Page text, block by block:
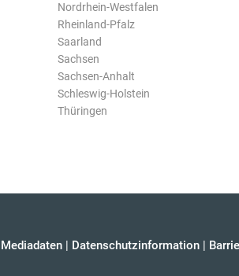
Nordrhein-Westfalen
Rheinland-Pfalz
Saarland
Sachsen
Sachsen-Anhalt
Schleswig-Holstein
Thüringen
Mediadaten | Datenschutzinformation |